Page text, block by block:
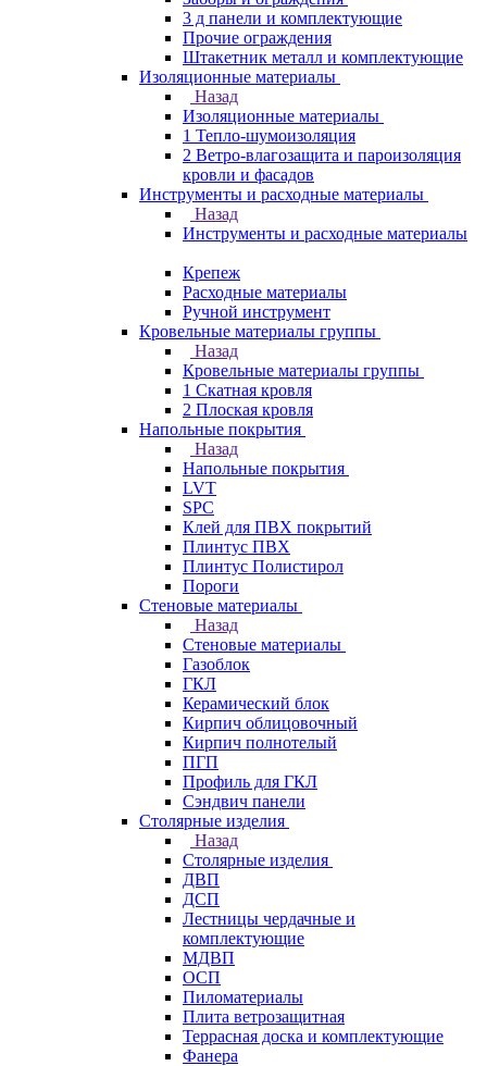
3 д панели и комплектующие
Прочие ограждения
Штакетник металл и комплектующие
Изоляционные материалы
Назад
Изоляционные материалы
1 Тепло-шумоизоляция
2 Ветро-влагозащита и пароизоляция
кровли и фасадов
Инструменты и расходные материалы
Назад
Инструменты и расходные материалы
Крепеж
Расходные материалы
Ручной инструмент
Кровельные материалы группы
Назад
Кровельные материалы группы
1 Скатная кровля
2 Плоская кровля
Напольные покрытия
Назад
Напольные покрытия
LVT
SPC
Клей для ПВХ покрытий
Плинтус ПВХ
Плинтус Полистирол
Пороги
Стеновые материалы
Назад
Стеновые материалы
Газоблок
ГКЛ
Керамический блок
Кирпич облицовочный
Кирпич полнотелый
ПГП
Профиль для ГКЛ
Сэндвич панели
Столярные изделия
Назад
Столярные изделия
ДВП
ДСП
Лестницы чердачные и
комплектующие
МДВП
ОСП
Пиломатериалы
Плита ветрозащитная
Террасная доска и комплектующие
Фанера